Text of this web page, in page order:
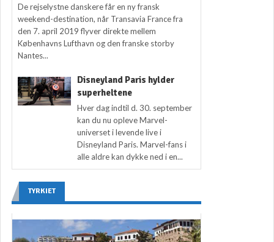
De rejselystne danskere får en ny fransk
weekend-destination, når Transavia France fra
den 7. april 2019 flyver direkte mellem
Københavns Lufthavn og den franske storby
Nantes...
Disneyland Paris hylder
superheltene
Hver dag indtil d. 30. september
kan du nu opleve Marvel-
universet i levende live i
Disneyland Paris. Marvel-fans i
alle aldre kan dykke ned i en...
TYRKIET